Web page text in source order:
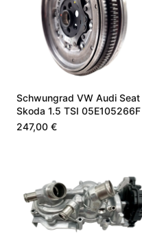
Schwungrad VW Audi Seat
Skoda 1.5 TSI 05E105266F
247,00 €